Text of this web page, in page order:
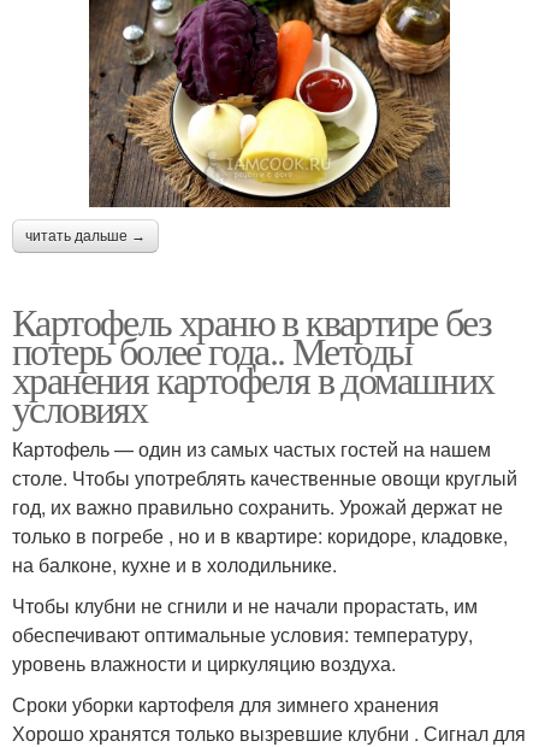
читать дальше →
Картофель храню в квартире без
потерь более года.. Методы
хранения картофеля в домашних
условиях
Картофель — один из самых частых гостей на нашем
столе. Чтобы употреблять качественные овощи круглый
год, их важно правильно сохранить. Урожай держат не
только в погребе , но и в квартире: коридоре, кладовке,
на балконе, кухне и в холодильнике.
Чтобы клубни не сгнили и не начали прорастать, им
обеспечивают оптимальные условия: температуру,
уровень влажности и циркуляцию воздуха.
Сроки уборки картофеля для зимнего хранения
Хорошо хранятся только вызревшие клубни . Сигнал для